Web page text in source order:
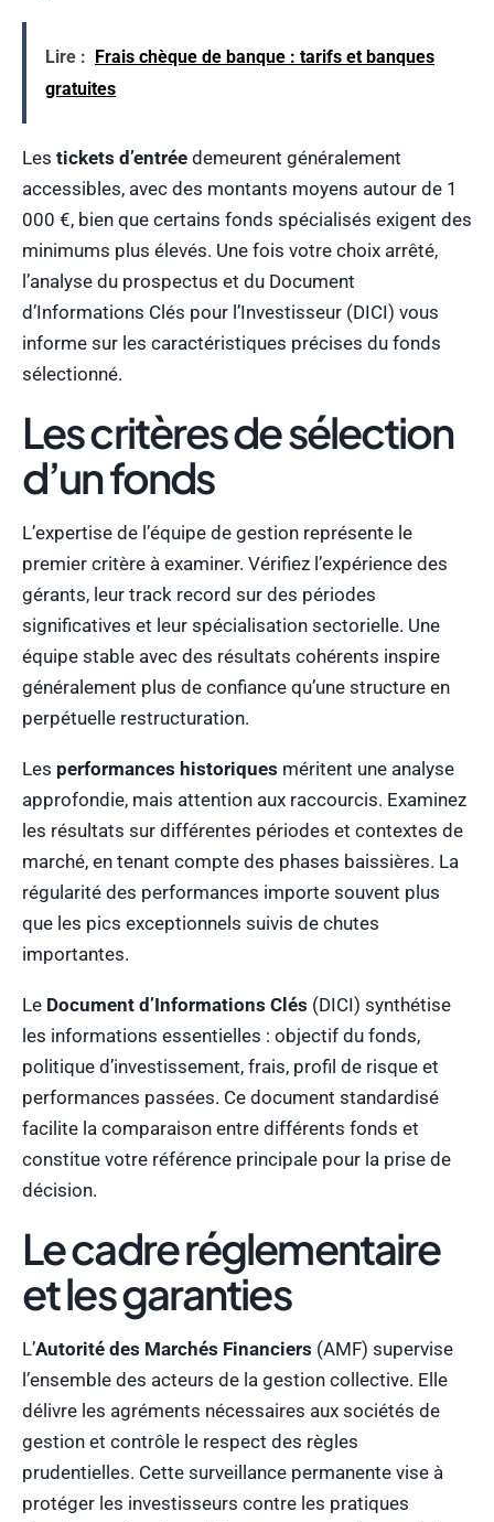
Lire : Frais chèque de banque : tarifs et banques
gratuites
Les tickets d’entrée demeurent généralement
accessibles, avec des montants moyens autour de 1
000 €, bien que certains fonds spécialisés exigent des
minimums plus élevés. Une fois votre choix arrêté,
l’analyse du prospectus et du Document
d’Informations Clés pour l’Investisseur (DICI) vous
informe sur les caractéristiques précises du fonds
sélectionné.
Les critères de sélection
d’un fonds
L’expertise de l’équipe de gestion représente le
premier critère à examiner. Vérifiez l’expérience des
gérants, leur track record sur des périodes
significatives et leur spécialisation sectorielle. Une
équipe stable avec des résultats cohérents inspire
généralement plus de confiance qu’une structure en
perpétuelle restructuration.
Les performances historiques méritent une analyse
approfondie, mais attention aux raccourcis. Examinez
les résultats sur différentes périodes et contextes de
marché, en tenant compte des phases baissières. La
régularité des performances importe souvent plus
que les pics exceptionnels suivis de chutes
importantes.
Le Document d’Informations Clés (DICI) synthétise
les informations essentielles : objectif du fonds,
politique d’investissement, frais, profil de risque et
performances passées. Ce document standardisé
facilite la comparaison entre différents fonds et
constitue votre référence principale pour la prise de
décision.
Le cadre réglementaire
et les garanties
L’Autorité des Marchés Financiers (AMF) supervise
l’ensemble des acteurs de la gestion collective. Elle
délivre les agréments nécessaires aux sociétés de
gestion et contrôle le respect des règles
prudentielles. Cette surveillance permanente vise à
protéger les investisseurs contre les pratiques